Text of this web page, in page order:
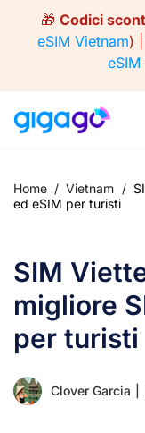
content
🎁 Codici
eSIM Vietnam) |
Home / Vietnam /
ed eSIM per turisti
SIM
migliore
per turisti
Clover Garcia